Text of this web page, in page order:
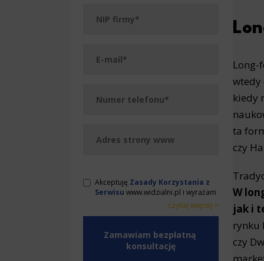
Akceptuję Zasady Korzystania z
Serwisu www.widzialni.pl i wyrażam
zgodę na przetwarzanie przez
WeNet Group S.A., WeNet sp. z o.o.,
przeze mnie danych osobowych na
warunkach opisanych w Zasadach.
Oświadczam, że są mi znane cele
czytaj więcej >
< zwiń
< zwiń
Long-
wtedy
kiedy
ta
czy
W
jak i
rynku
czy